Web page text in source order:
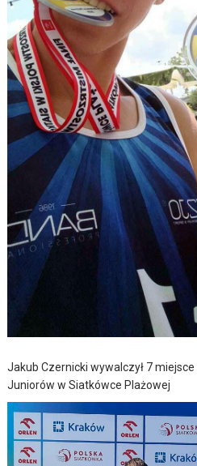
Jakub Czernicki wywalczył 7
Juniorów w Siatkówce Plażowej